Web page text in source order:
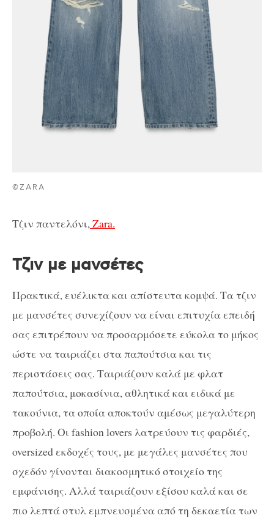
©ZARA
Τζιν παντελόνι,Zara.
Τζιν με μανσέτες
Πρακτικά, ευέλικτα και απίστευτα κομψά. Τα τζιν
με μανσέτες συνεχίζουν να είναι επιτυχία επειδή
σας επιτρέπουν να προσαρμόσετε εύκολα το μήκος
ώστε να ταιριάζει στα παπούτσια και τις
περιστάσεις σας. Ταιριάζουν καλά με φλατ
παπούτσια, μοκασίνια, αθλητικά και ειδικά με
τακούνια, τα οποία αποκτούν αμέσως μεγαλύτερη
προβολή. Οι fashion lovers λατρεύουν τις φαρδιές,
oversized εκδοχές τους, με μεγάλες μανσέτες που
σχεδόν γίνονται διακοσμητικό στοιχείο της
εμφάνισης. Αλλά ταιριάζουν εξίσου καλά και σε
πιο λεπτά στυλ εμπνευσμένα από τη δεκαετία των